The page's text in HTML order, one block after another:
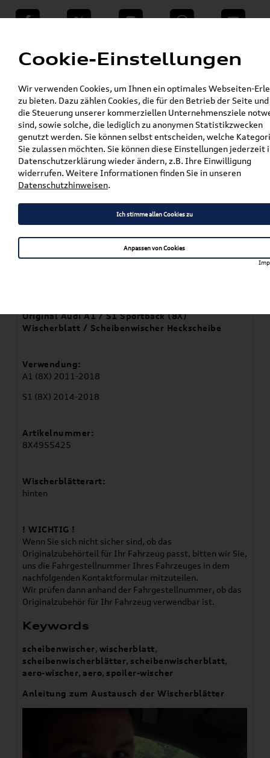
teilen Twitter Instagram WhatsApp E-Mail
VW Shop - VW Originalteile und Zubehör »
Audi Produkte » Audi Original Teile »
Wischerblätter » A1 / S1 »
Original Audi A1 / S1 Sportback (8X)
Wischerblatt / Scheibenwischer Heckscheibe
8X4955425
Original Audi A1 / S1
Sportback (8X) Wischerblatt
/ Scheibenwischer
Heckscheibe 8X4955425
Original Audi A1 / S1 Sportback (8X)
Wischerblatt / Scheibenwischer Heckscheibe
Verwendung:
A1 (8X) 2011-2018
S1 (8X) 2014-2018
Artikelnummer:
8X4955425
Wischerblätterart:
hinten
! WICHTIG !
Wenn Sie sich nicht sicher sind, ob das
Originalzubehörteil für Ihr Fahrzeug passt, bitten wir Sie,
uns die Fahrgestellnummer Ihres Fahrzeuges in dem
nachfolgenden Kontaktformular mitzuteilen.
Wir prüfen dann anhand der Fahrgestellnummer, ob das
Originalzubehör für Ihr Fahrzeug verwendbar ist.
Keywords
scheibenwischer, wischerblatt,
scheibenwischerblätter, scheibenwischerblatt,
aero-wischer, aero, spoiler-wischer
Anleitung zum Austausch der Wischerblätter
Cookie-Einstellungen
Wir verwenden Cookies, um Ihnen ein optimales Webseiten-
zu bieten. Dazu zählen Cookies, die für den Betrieb der Seite
die Steuerung unserer kommerziellen Unternehmensziele
sind, sowie solche, die lediglich zu anonymen Statistikzwecken
genutzt werden. Sie können selbst entscheiden, welche
Sie zulassen möchten. Sie können diese Einstellungen jederzeit
Datenschutzerklärung wieder ändern, z.B. Ihre Einwilligung
widerrufen. Weitere Informationen finden Sie in unseren
Datenschutzhinweisen.
Ich stimme allen Cookies zu
Anpassen von Cookies